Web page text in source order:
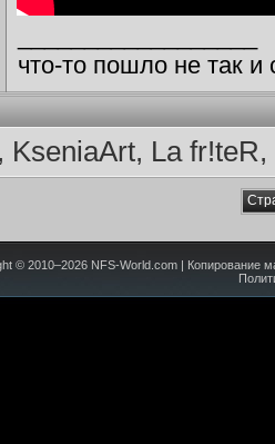
что-то пошло не так
KseniaArt, La
© 2010–2026 NFS-World.com | Копирование